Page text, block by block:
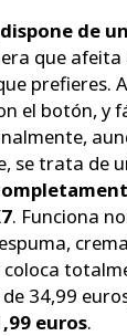
dispone de
que
prefieres.
el botón, y
se trata de
. Funciona
34,99
euros.